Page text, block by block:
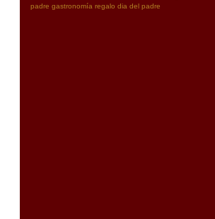
padre gastronomía regalo dia del padre